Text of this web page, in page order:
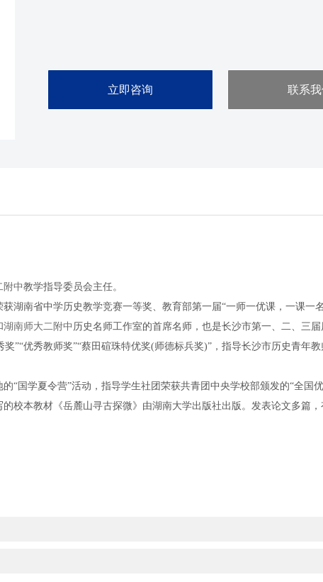
立即咨询 联系
附中教学指导委员会主任。
南省中学历史教学竞赛一等奖、教育部第一届“一师一优课，一课一
湖南师大二附中 历史名师工作室的首席名师，也是长沙市第一、二、三
”“优秀教师奖”“蔡田碹珠特优奖(师德标兵奖)”，指导长沙市历史青年
国学夏令营”活动，指导学生社团荣获共青团中央学校部颁发的“全国
校本教材《岳麓山寻古探微》由湖南大学出版社出版。发表论文多篇